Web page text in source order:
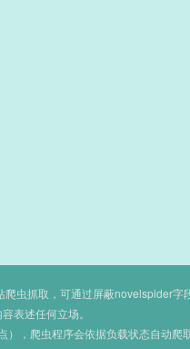
虫抓取，可通过屏蔽novelspider字
表述任何立场。
，爬虫程序会依据负载状态自动爬